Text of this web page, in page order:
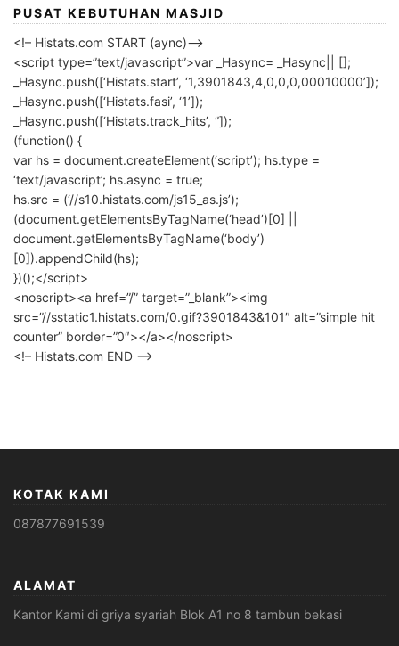
PUSAT KEBUTUHAN MASJID
<!– Histats.com START (aync)–>
<script type=”text/javascript”>var _Hasync= _Hasync|| [];
_Hasync.push([‘Histats.start’, ‘1,3901843,4,0,0,0,00010000’]);
_Hasync.push([‘Histats.fasi’, ‘1’]);
_Hasync.push([‘Histats.track_hits’, ”]);
(function() {
var hs = document.createElement(‘script’); hs.type =
‘text/javascript’; hs.async = true;
hs.src = (‘//s10.histats.com/js15_as.js’);
(document.getElementsByTagName(‘head’)[0] ||
document.getElementsByTagName(‘body’)
[0]).appendChild(hs);
})();</script>
<noscript><a href=”/” target=”_blank”><img
src=”//sstatic1.histats.com/0.gif?3901843&101″ alt=”simple hit
counter” border=”0″></a></noscript>
<!– Histats.com END –>
KOTAK KAMI
087877691539
ALAMAT
Kantor Kami di griya syariah Blok A1 no 8 tambun bekasi